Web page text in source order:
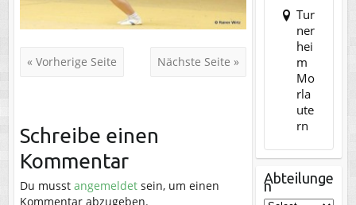
« Vorherige Seite Nächste Seite »
Schreibe einen
Kommentar
Du musstangemeldet sein, um einen
Kommentar abzugeben.
Tur
ner
hei
m
Mo
rla
ute
rn
Abteilunge
n